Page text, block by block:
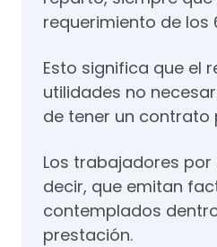
requerimiento de los
Esto significa que el
utilidades no
de tener un contrato
Los trabajadores por
decir, que emitan
contemplados
prestación.